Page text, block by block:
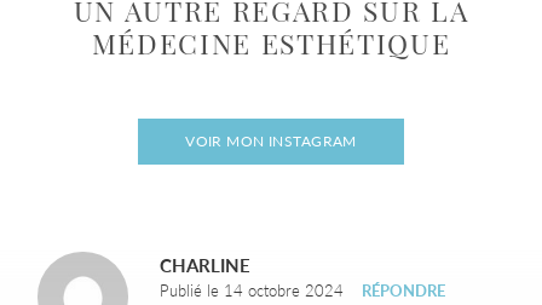
UN AUTRE REGARD SUR LA
MÉDECINE ESTHÉTIQUE
VOIR MON INSTAGRAM
CHARLINE
Publié le 14 octobre 2024
RÉPONDRE